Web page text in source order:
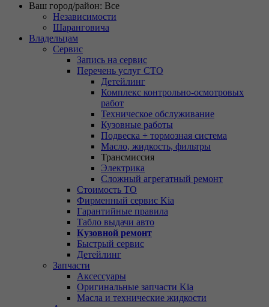
Ваш город/район: Все
Независимости
Шаранговича
Владельцам
Сервис
Запись на сервис
Перечень услуг СТО
Детейлинг
Комплекс контрольно-осмотровых
работ
Техническое обслуживание
Кузовные работы
Подвеска + тормозная система
Масло, жидкость, фильтры
Трансмиссия
Электрика
Сложный агрегатный ремонт
Стоимость ТО
Фирменный сервис Kia
Гарантийные правила
Табло выдачи авто
Кузовной ремонт
Быстрый сервис
Детейлинг
Запчасти
Аксессуары
Оригинальные запчасти Kia
Масла и технические жидкости